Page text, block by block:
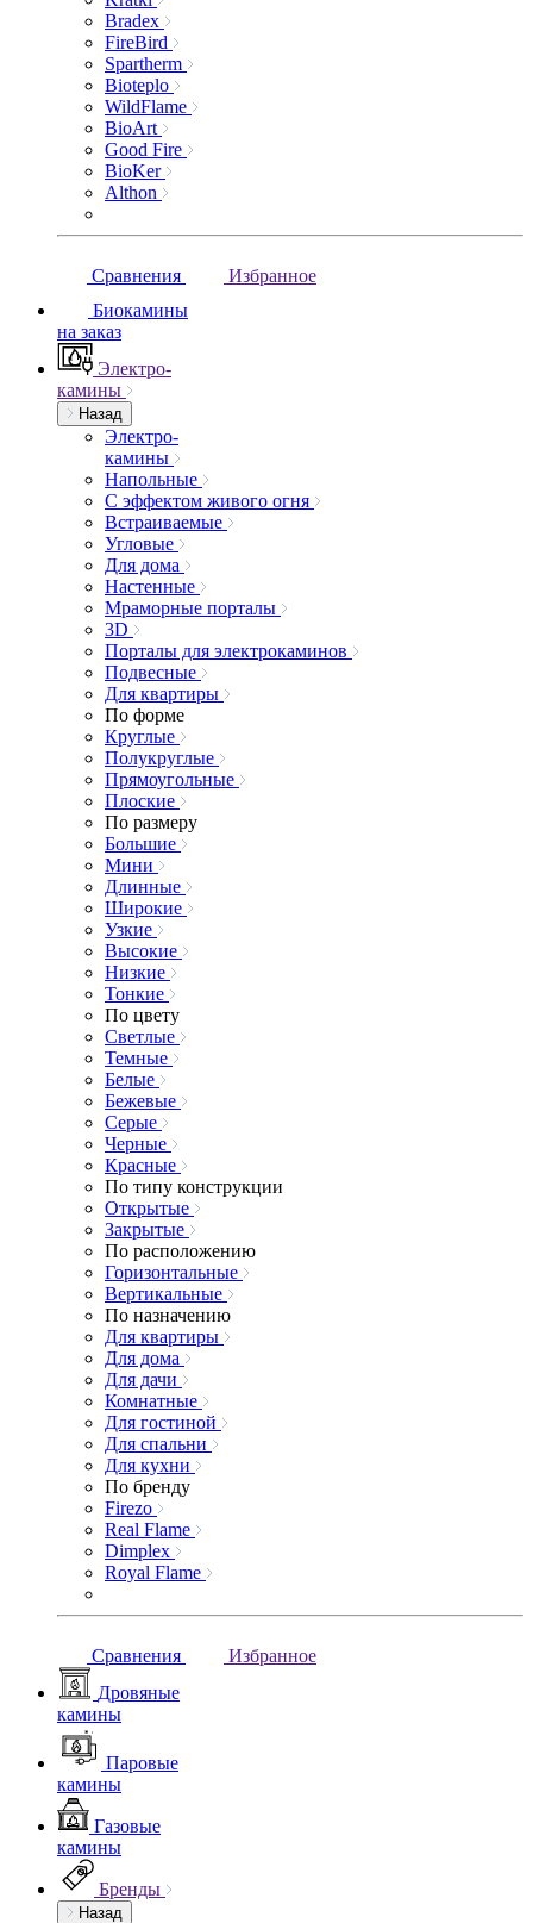
Bradex
FireBird
Spartherm
Bioteplo
WildFlame
BioArt
Good Fire
BioKer
Althon
Сравнения
Избранное
Биокамины
на заказ
Электро-
камины
Назад
Электро-
камины
Напольные
С эффектом живого огня
Встраиваемые
Угловые
Для дома
Настенные
Мраморные порталы
3D
Порталы для электрокаминов
Подвесные
Для квартиры
По форме
Круглые
Полукруглые
Прямоугольные
Плоские
По размеру
Большие
Мини
Длинные
Широкие
Узкие
Высокие
Низкие
Тонкие
По цвету
Светлые
Темные
Белые
Бежевые
Серые
Черные
Красные
По типу конструкции
Открытые
Закрытые
По расположению
Горизонтальные
Вертикальные
По назначению
Для квартиры
Для дома
Для дачи
Комнатные
Для гостиной
Для спальни
Для кухни
По бренду
Firezo
Real Flame
Dimplex
Royal Flame
Сравнения
Избранное
Дровяные
камины
Паровые
камины
Газовые
камины
Бренды
Назад